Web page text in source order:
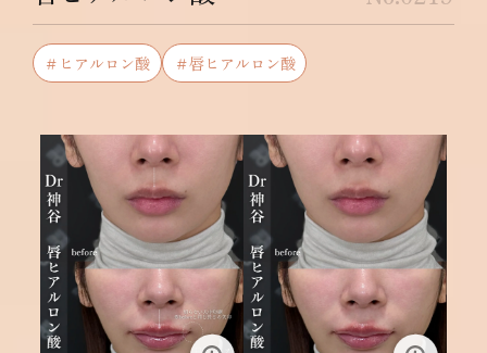
＃ヒアルロン酸 ＃唇ヒアルロン酸